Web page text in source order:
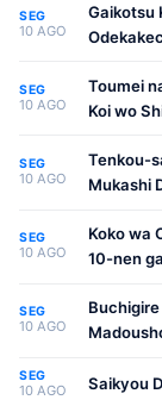
SEG
10 AGO
Gaikotsu
SEG
10 AGO
Toumei
Koi wo
SEG
10 AGO
Tenkou-
Mukashi
SEG
10 AGO
Koko wa
10-nen
SEG
10 AGO
SEG
10 AGO Saikyou